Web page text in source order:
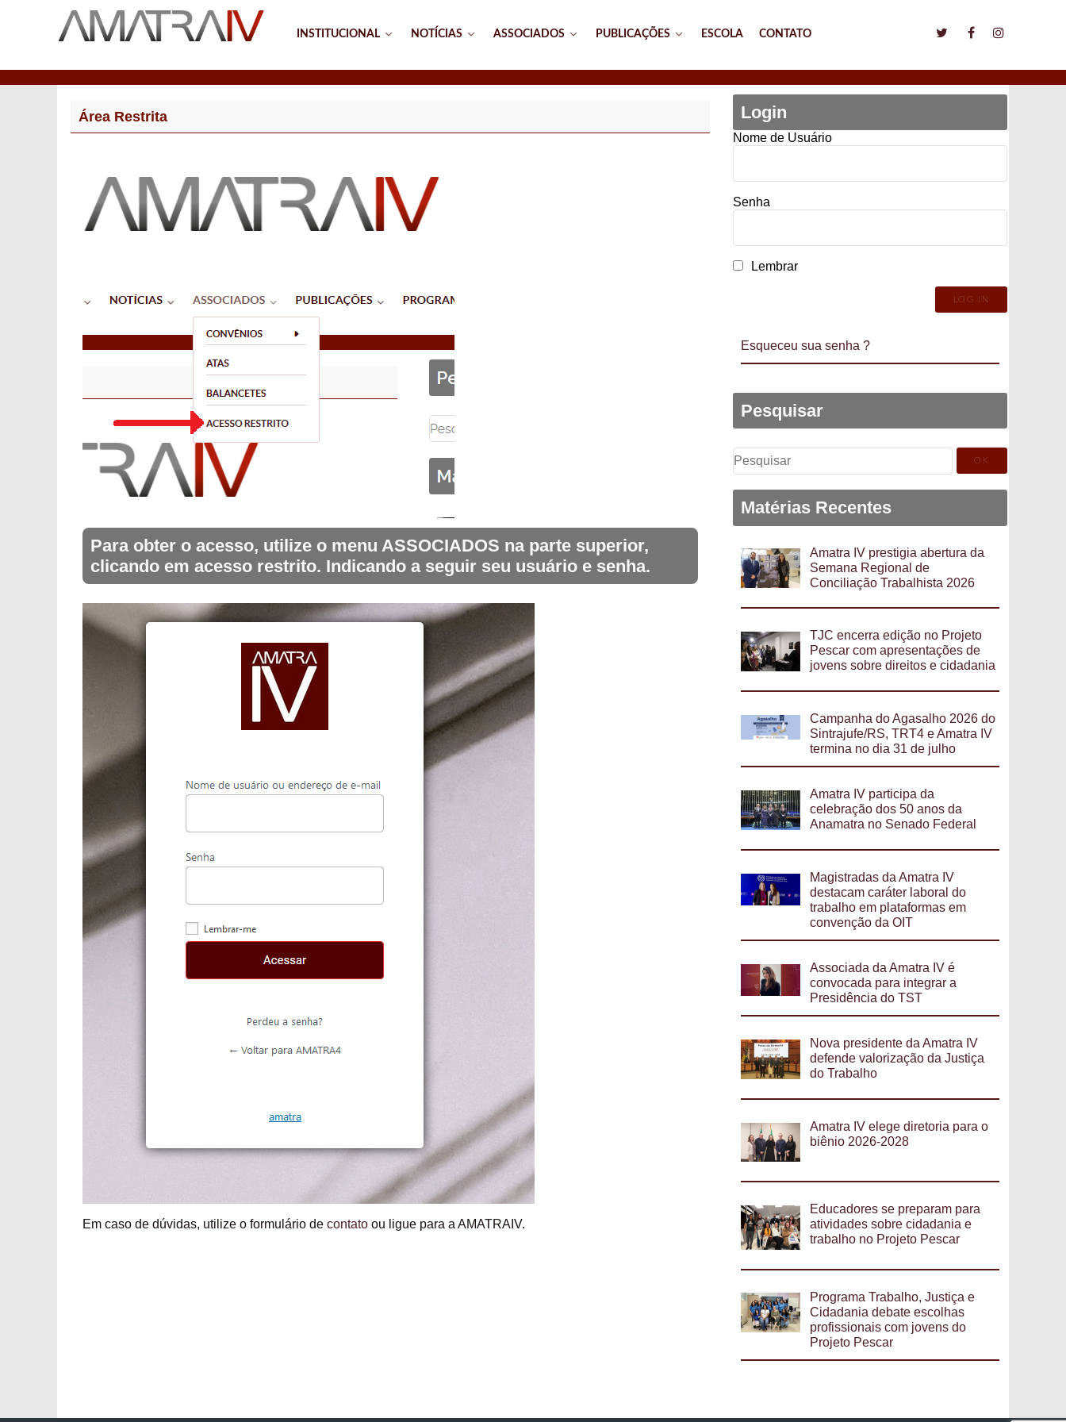
INSTITUCIONAL NOTÍCIAS ASSOCIADOS PUBLICAÇÕES ESCOLA CONTATO
Área Restrita
Para obter o acesso, utilize o menu ASSOCIADOS na parte superior,
clicando em acesso restrito. Indicando a seguir seu usuário e senha.
Em caso de dúvidas, utilize o formulário decontato ou ligue para a AMATRAIV.
Login
Nome de Usuário
Senha
Lembrar
Esqueceu sua senha ?
Pesquisar
Pesquisar
por:
Matérias Recentes
Amatra IV prestigia abertura da
Semana Regional de
Conciliação Trabalhista 2026
TJC encerra edição no Projeto
Pescar com apresentações de
jovens sobre direitos e cidadania
Campanha do Agasalho 2026 do
Sintrajufe/RS, TRT4 e Amatra IV
termina no dia 31 de julho
Amatra IV participa da
celebração dos 50 anos da
Anamatra no Senado Federal
Magistradas da Amatra IV
destacam caráter laboral do
trabalho em plataformas em
convenção da OIT
Associada da Amatra IV é
convocada para integrar a
Presidência do TST
Nova presidente da Amatra IV
defende valorização da Justiça
do Trabalho
Amatra IV elege diretoria para o
biênio 2026-2028
Educadores se preparam para
atividades sobre cidadania e
trabalho no Projeto Pescar
Programa Trabalho, Justiça e
Cidadania debate escolhas
profissionais com jovens do
Projeto Pescar